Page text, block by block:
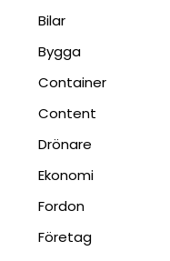
Bilar
Bygga
Container
Content
Drönare
Ekonomi
Fordon
Företag